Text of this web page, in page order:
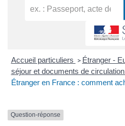
Accueil particuliers > Étranger -
séjour et documents de
Étranger en France : comment
Question-réponse